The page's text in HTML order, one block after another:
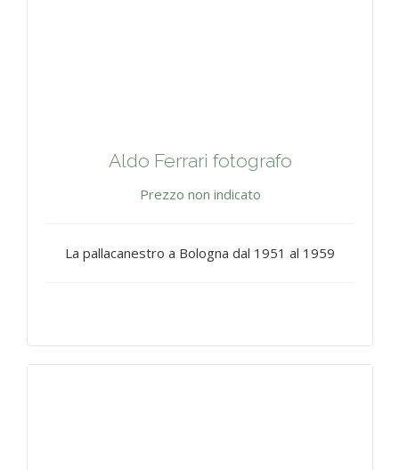
Aldo Ferrari fotografo
Prezzo non indicato
La pallacanestro a Bologna dal 1951 al 1959